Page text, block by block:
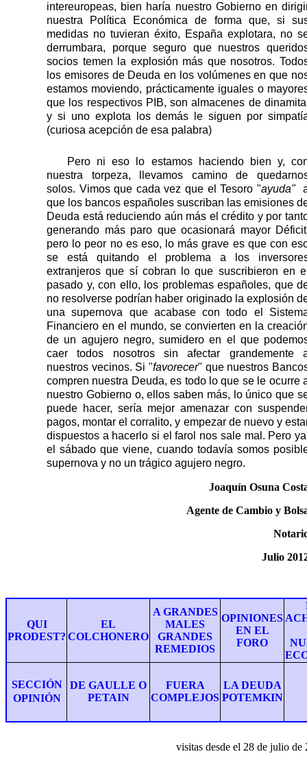
intereuropeas, bien haría nuestro Gobierno en
nuestra Política Económica de forma que, si
medidas no tuvieran éxito, España explotara, no
derrumbara, porque seguro que nuestros
socios temen la explosión más que nosotros.
los emisores de Deuda en los volúmenes en que
estamos moviendo, prácticamente iguales o
que los respectivos PIB, son almacenes de
y si uno explota los demás le siguen por
(curiosa acepción de esa palabra)
Pero ni eso lo estamos haciendo bien y,
nuestra torpeza, llevamos camino de
solos. Vimos que cada vez que el Tesoro "ayuda"
que los bancos españoles suscriban las emisiones
Deuda está reduciendo aún más el crédito y por
generando más paro que ocasionará mayor
pero lo peor no es eso, lo más grave es que con
se está quitando el problema a los
extranjeros que sí cobran lo que suscribieron en
pasado y, con ello, los problemas españoles, que
no resolverse podrían haber originado la explosión
una supernova que acabase con todo el
Financiero en el mundo, se convierten en la
de un agujero negro, sumidero en el que
caer todos nosotros sin afectar grandemente
nuestros vecinos. Si "favorecer" que nuestros
compren nuestra Deuda, es todo lo que se le ocurre
nuestro Gobierno o, ellos saben más, lo único que
puede hacer, sería mejor amenazar con
pagos, montar el corralito, y empezar de nuevo y
dispuestos a hacerlo si el farol nos sale mal. Pero
el sábado que viene, cuando todavía somos
supernova y no un trágico agujero negro.
Joaquín Osuna
Agente de Cambio y
Julio
QUI
PRODEST?
EL
COLCHONERO
A GRANDES
MALES
GRANDES
REMEDIOS
OPINIONES
EN EL
FORO
SECCIÓN
OPINIÓN
DE GAULLE O
PETAIN
FUERA
COMPLEJOS
LA DEUDA
POTEMKIN
visitas desde el 28 de julio de